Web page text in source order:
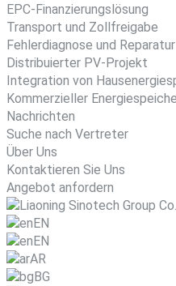
EPC-Finanzierungslösung
Transport und Zollfreigabe
Fehlerdiagnose und
Distribuierter PV-Projekt
Integration von
Kommerzieller
Nachrichten
Suche nach Vertreter
Über Uns
Kontaktieren Sie Uns
Angebot anfordern
EN
EN
AR
BG